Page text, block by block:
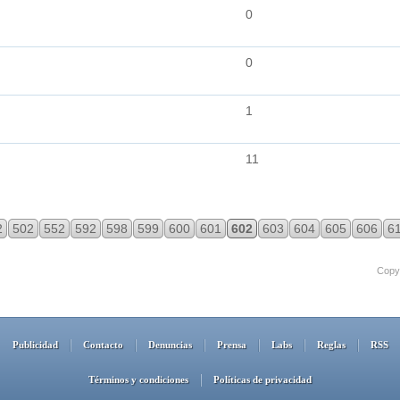
0
0
1
11
502 552 592 598 599 600 601 602 603 604 605 606
Publicidad Contacto Denuncias Prensa Labs Reglas RSS
Términos y condiciones Políticas de privacidad